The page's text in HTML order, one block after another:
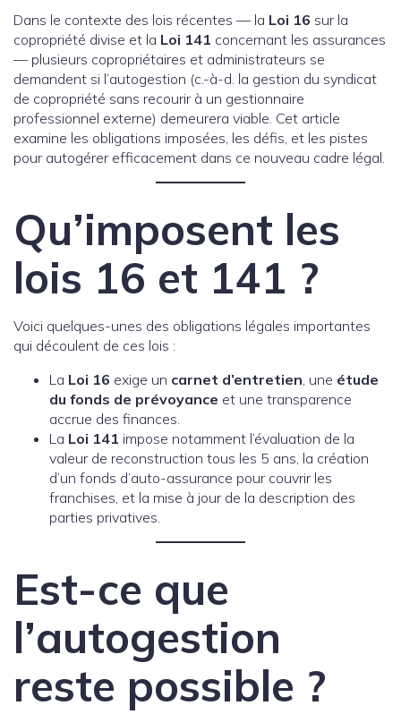
Dans le contexte des lois récentes — la Loi 16 sur la
copropriété divise et la Loi 141 concernant les assurances
— plusieurs copropriétaires et administrateurs se
demandent si l’autogestion (c.-à-d. la gestion du syndicat
de copropriété sans recourir à un gestionnaire
professionnel externe) demeurera viable. Cet article
examine les obligations imposées, les défis, et les pistes
pour autogérer efficacement dans ce nouveau cadre légal.
Qu’imposent les
lois 16 et 141 ?
Voici quelques-unes des obligations légales importantes
qui découlent de ces lois :
La Loi 16 exige un carnet d’entretien, une étude
du fonds de prévoyance et une transparence
accrue des finances.
La Loi 141 impose notamment l’évaluation de la
valeur de reconstruction tous les 5 ans, la création
d’un fonds d’auto-assurance pour couvrir les
franchises, et la mise à jour de la description des
parties privatives.
Est-ce que
l’autogestion
reste possible ?